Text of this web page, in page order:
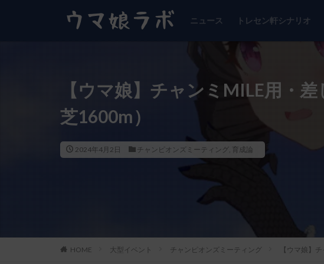
ニュース トレセン軒シナリオ
【ウマ娘】チャンミMILE用・
芝1600m）
2024年4月2日 チャンピオンズミーティング, 育成論
HOME 大型イベント チャンピオンズミーティング 【ウマ娘】